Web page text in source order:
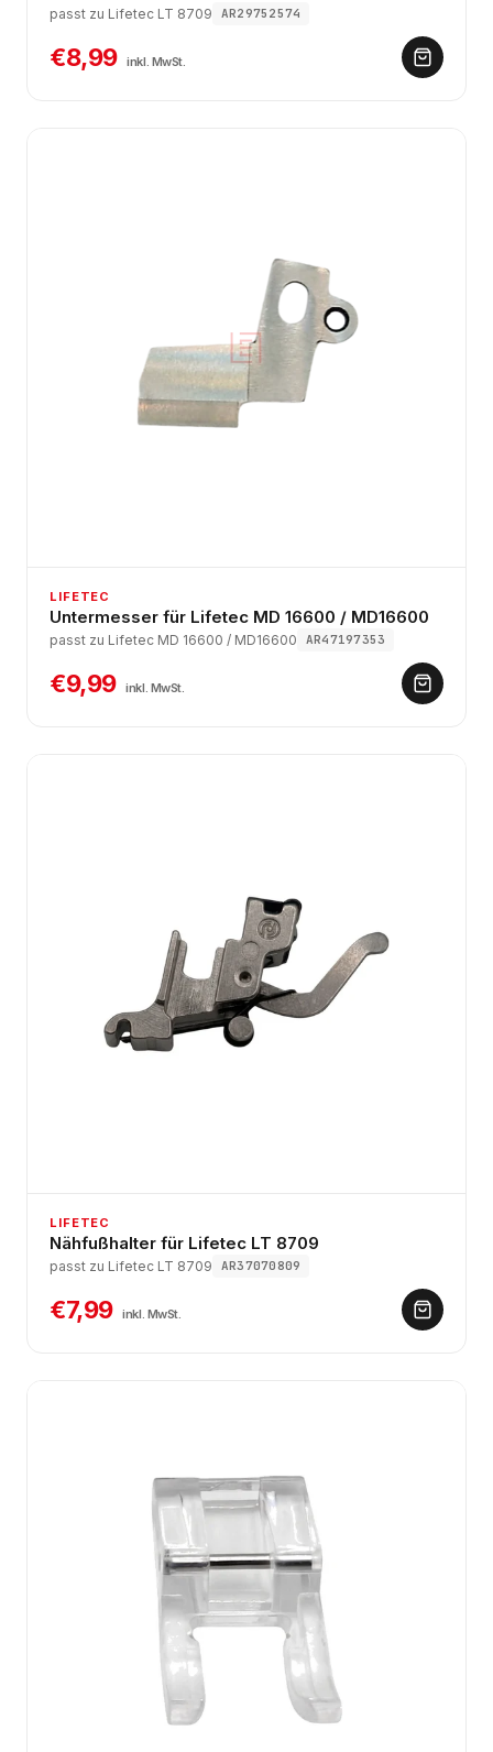
passt zu Lifetec LT 8709 AR29752574
€8,99 inkl. MwSt.
LIFETEC
Untermesser für Lifetec MD 16600 / MD16600
passt zu Lifetec MD 16600 / MD16600 AR47197353
€9,99 inkl. MwSt.
LIFETEC
Nähfußhalter für Lifetec LT 8709
passt zu Lifetec LT 8709 AR37070809
€7,99 inkl. MwSt.